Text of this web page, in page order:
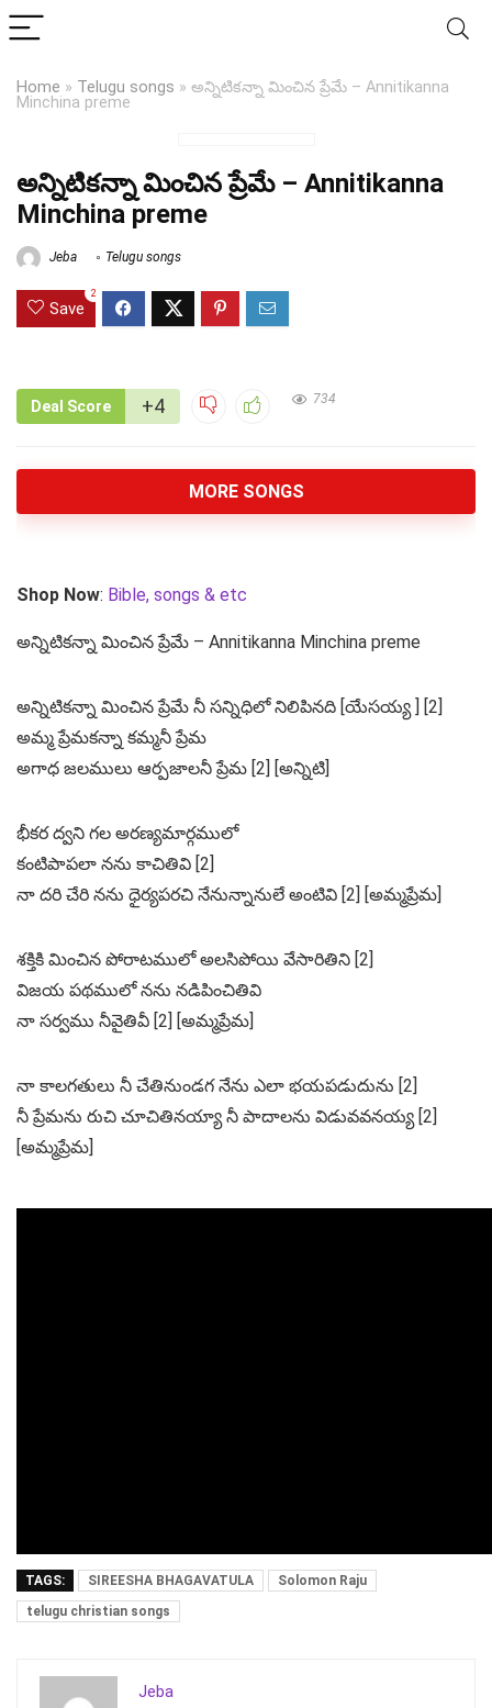
Home » Telugu songs » అన్నిటికన్నా మించిన ప్రేమే – Annitikanna
Minchina preme
అన్నిటికన్నా మించిన ప్రేమే – Annitikanna
Minchina preme
Jeba Telugu songs
Save
2
Deal Score +4 734
MORE SONGS
Shop Now: Bible, songs & etc
అన్నిటికన్నా మించిన ప్రేమే – Annitikanna Minchina preme
అన్నిటికన్నా మించిన ప్రేమే నీ సన్నిధిలో నిలిపినది [యేసయ్య ] [2]
అమ్మ ప్రేమకన్నా కమ్మనీ ప్రేమ
అగాధ జలములు ఆర్పజాలనీ ప్రేమ [2] [అన్నిటి]
భీకర ద్వని గల అరణ్యమార్గములో
కంటిపాపలా నను కాచితివి [2]
నా దరి చేరి నను ధైర్యపరచి నేనున్నానులే అంటివి [2] [అమ్మప్రేమ]
శక్తికి మించిన పోరాటములో అలసిపోయి వేసారితిని [2]
విజయ పథములో నను నడిపించితివి
నా సర్వము నీవైతివీ [2] [అమ్మప్రేమ]
నా కాలగతులు నీ చేతినుండగ నేను ఎలా భయపడుదును [2]
నీ ప్రేమను రుచి చూచితినయ్యా నీ పాదాలను విడువవనయ్య [2]
[అమ్మప్రేమ]
TAGS: SIREESHA BHAGAVATULA
Solomon Raju
telugu christian songs
Jeba